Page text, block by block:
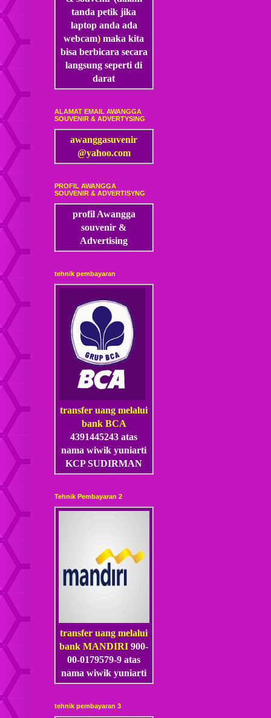
tanda petik jika
laptop anda ada
webcam)maka kita
bisa berbicara secara
langsung seperti di
darat
ALAMAT EMAIL AWANGGA
SOUVENIR & ADVERTYSING
awanggasuvenir
@yahoo.com
PROFIL AWANGGA
SOUVENIR & ADVERTISYNG
profil Awangga
souvenir &
Advertising
tehnik pembayaran
transfer uang melalui
bank BCA
4391445243 atas
nama wiwik yuniarti
KCP SUDIRMAN
Tehnik Pembayaran 2
transfer uang melalui
bank MANDIRI900-
00-0179579-9 atas
nama wiwik yuniarti
tehnik pembayaran 3